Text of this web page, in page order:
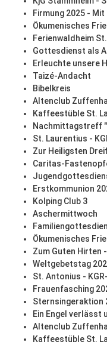
Firmung 2025 -
Ökumenisches
Ferienwaldheim
Gottesdienst als
Erleuchte unsere
Taizé-Andacht
Bibelkreis
Altenclub
Kaffeestüble St.
Nachmittagstreff
St. Laurentius -
Zur Heiligsten
Caritas-
Erstkommunion
Kolping Club 3
Aschermittwoch
Ökumenisches
Zum Guten Hirten
Weltgebetstag
St. Antonius -
Frauenfasching
Sternsingeraktion
Ein Engel verlässt
Altenclub
Kaffeestüble St.